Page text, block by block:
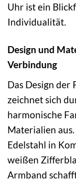
Uhr ist ein
Individualität.
Design und
Verbindung
Das Design der
zeichnet sich
harmonische
Materialien
Edelstahl in
weißen
Armband